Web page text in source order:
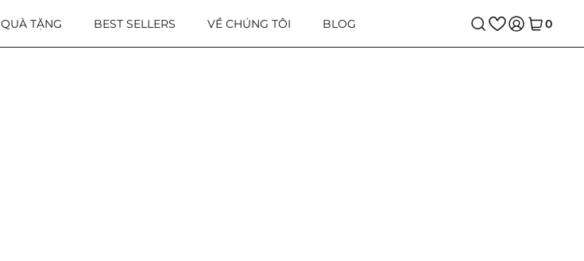
QUÀ TẶNG BEST SELLERS VỀ CHÚNG TÔI BLOG 0